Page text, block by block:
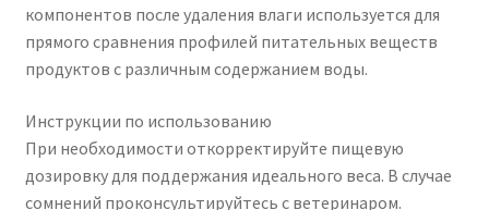
компонентов после удаления влаги используется для
прямого сравнения профилей питательных веществ
продуктов с различным содержанием воды.
Инструкции по использованию
При необходимости откорректируйте пищевую
дозировку для поддержания идеального веса. В случае
сомнений проконсультируйтесь с ветеринаром.